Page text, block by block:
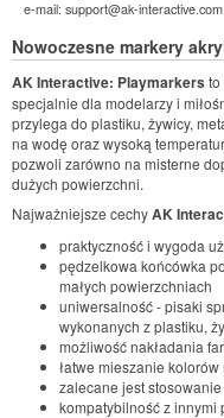
e-mail: support@ak-interactive.com
Nowoczesne markery
AK Interactive: Playmarkers to
specjalnie dla modelarzy i
przylega do plastiku, żywicy,
na wodę oraz wysoką
pozwoli zarówno na misterne
dużych powierzchni.
Najważniejsze cechyAK
praktyczność i wygoda
pędzelkowa końcówka
małych powierzchniach
uniwersalność - pisaki
wykonanych z plastiku,
możliwość nakładania
łatwe mieszanie
zalecane jest
kompatybilność z innymi